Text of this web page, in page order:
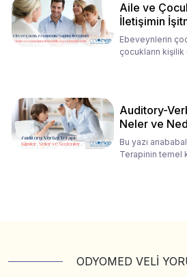
Aile ve
İletişimin
Ebeveynlerin
çocukların
Auditory-
Neler ve
Bu yazı
Terapinin temel
ODYOMED VELİ